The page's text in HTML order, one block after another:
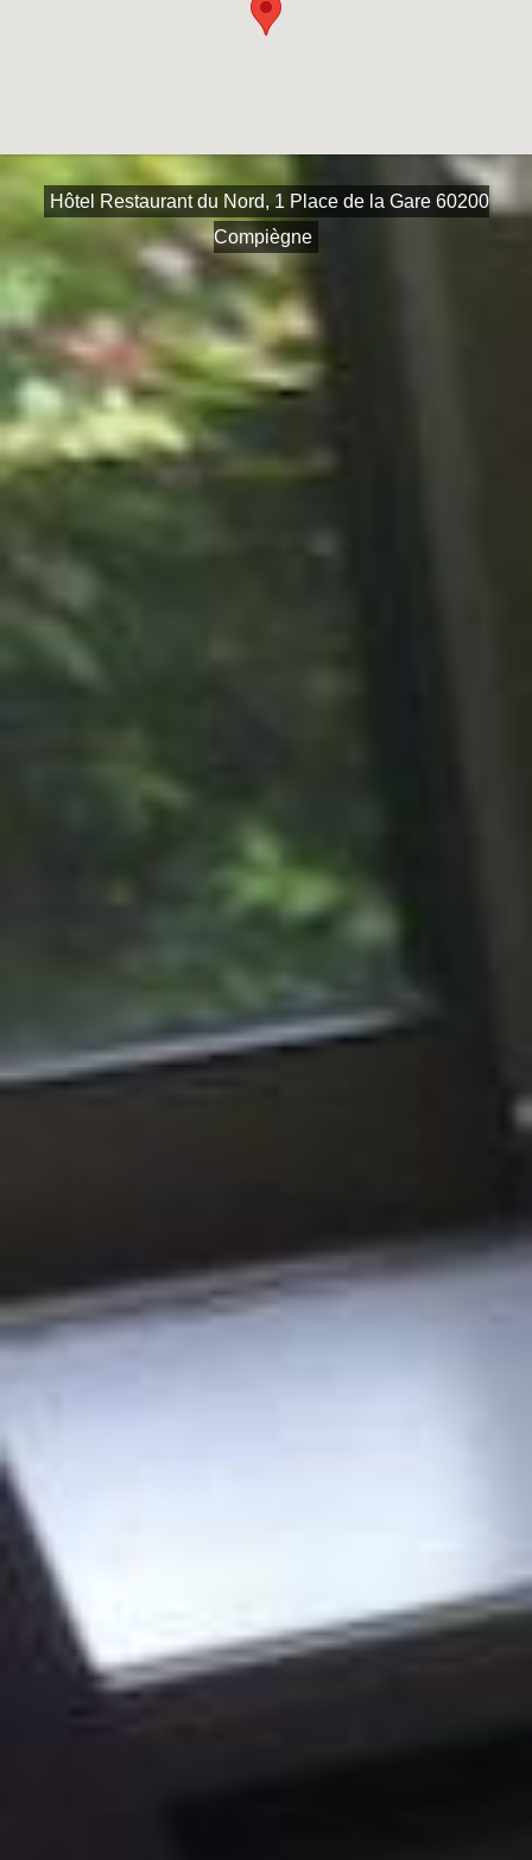
Hôtel Restaurant du Nord, 1 Place de la Gare 60200
Compiègne